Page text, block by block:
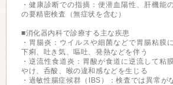
・健康診断での指摘：便潜血陽性、肝機能
の要精密検査（無症状を含む）
■消化器内科で診療する主な疾患
・胃腸炎：ウイルスや細菌などで胃腸粘膜
下痢、吐き気、嘔吐、発熱などを伴う
・逆流性食道炎：胃酸が食道に逆流して粘
やけ、呑酸、喉の違和感などを生じる
・過敏性腸症候群（IBS）：検査では異常が